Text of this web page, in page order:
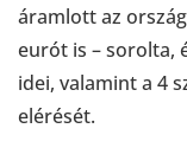
áramlott az
eurót is – sorolta,
idei, valamint a 4
elérését.